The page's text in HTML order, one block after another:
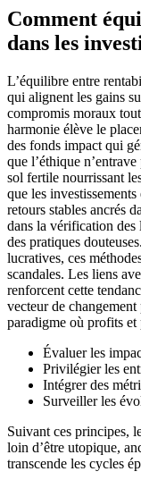
Comment
dans les
L’équilibre entre
qui alignent les gains
compromis moraux
harmonie élève le
des fonds impact qui
que l’éthique
sol fertile nourrissant
que les
retours stables ancrés
dans la vérification des
des pratiques
lucratives, ces
scandales. Les liens
renforcent cette
vecteur de
paradigme où profits et
Évaluer les
Privilégier les
Intégrer des
Surveiller les
Suivant ces principes,
loin d’être utopique,
transcende les cycles